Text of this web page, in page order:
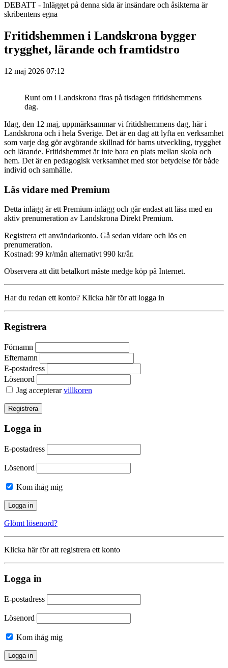
DEBATT - Inlägget på denna sida är insändare och åsikterna är
skribentens egna
Fritidshemmen i Landskrona bygger
trygghet, lärande och framtidstro
12 maj 2026 07:12
Runt om i Landskrona firas på tisdagen fritidshemmens
dag.
Idag, den 12 maj, uppmärksammar vi fritidshemmens dag, här i
Landskrona och i hela Sverige. Det är en dag att lyfta en verksamhet
som varje dag gör avgörande skillnad för barns utveckling, trygghet
och lärande. Fritidshemmet är inte bara en plats mellan skola och
hem. Det är en pedagogisk verksamhet med stor betydelse för både
individ och samhälle.
Läs vidare med Premium
Detta inlägg är ett Premium-inlägg och går endast att läsa med en
aktiv prenumeration av Landskrona Direkt Premium.
Registrera ett användarkonto. Gå sedan vidare och lös en
prenumeration.
Kostnad: 99 kr/mån alternativt 990 kr/år.
Observera att ditt betalkort måste medge köp på Internet.
Har du redan ett konto? Klicka här för att logga in
Registrera
Förnamn
Efternamn
E-postadress
Lösenord
Jag accepterarvillkoren
Logga in
E-postadress
Lösenord
Kom ihåg mig
Glömt lösenord?
Klicka här för att registrera ett konto
Logga in
E-postadress
Lösenord
Kom ihåg mig